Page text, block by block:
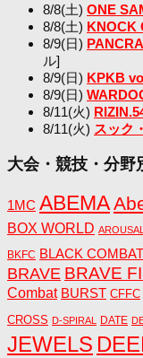
8/8(土) ONE
8/8(土) KNOCK
8/9(日)
ル]
8/9(日) KPKB
8/9(日)
8/11(火)
8/11(火) スック
大会・競技・分野
1MC ABEMA
BOX WORLD AROUSAL
BKFC BLACK COMBAT
BRAVE BRAVE
Combat BURST CFFC
CROSS D-SPIRAL DATE
JEWELS